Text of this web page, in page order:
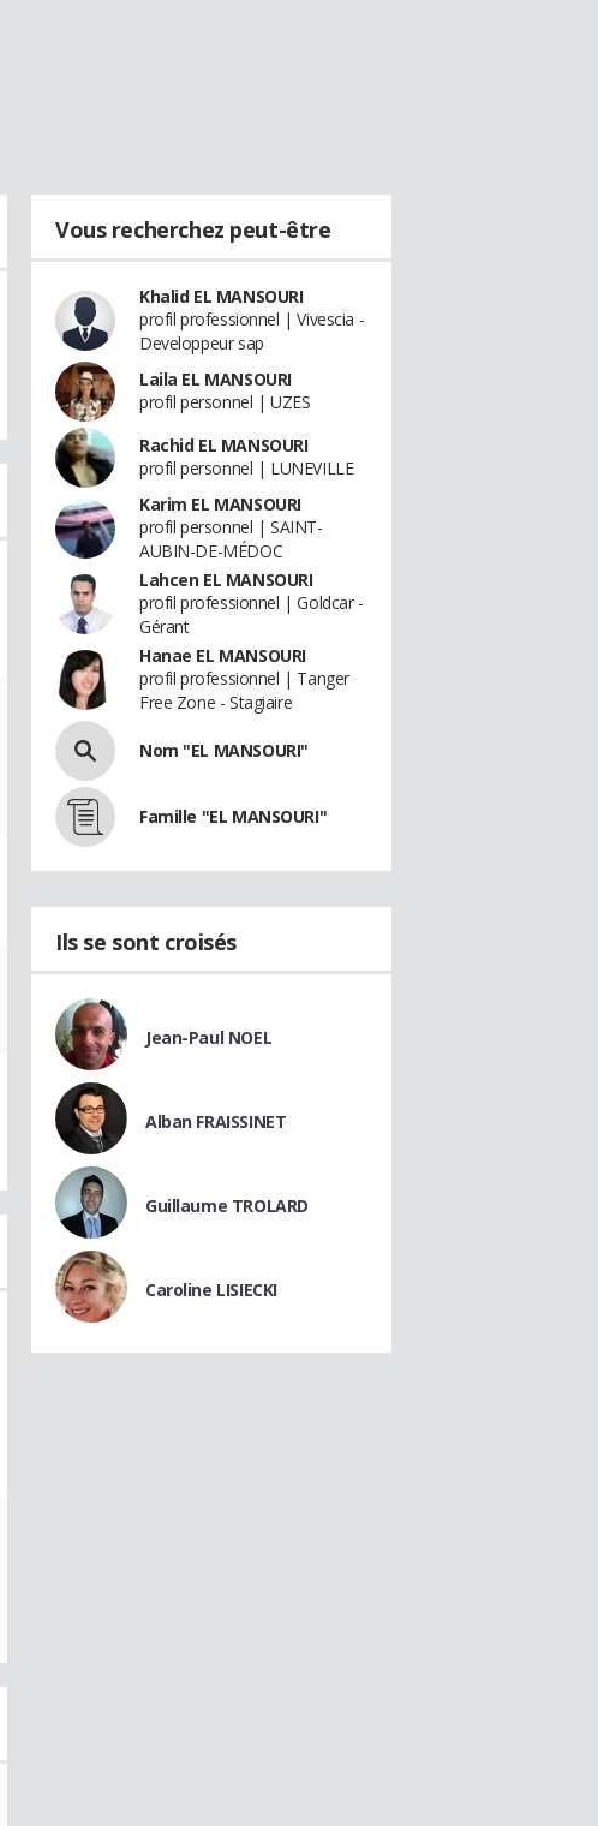
Vous recherchez peut-être
Khalid EL MANSOURI
profil professionnel | Vivescia -
Developpeur sap
Laila EL MANSOURI
profil personnel | UZES
Rachid EL MANSOURI
profil personnel | LUNEVILLE
Karim EL MANSOURI
profil personnel | SAINT-
AUBIN-DE-MÉDOC
Lahcen EL MANSOURI
profil professionnel | Goldcar -
Gérant
Hanae EL MANSOURI
profil professionnel | Tanger
Free Zone - Stagiaire
Nom "EL MANSOURI"
Famille "EL MANSOURI"
Ils se sont croisés
Jean-Paul NOEL
Alban FRAISSINET
Guillaume TROLARD
Caroline LISIECKI